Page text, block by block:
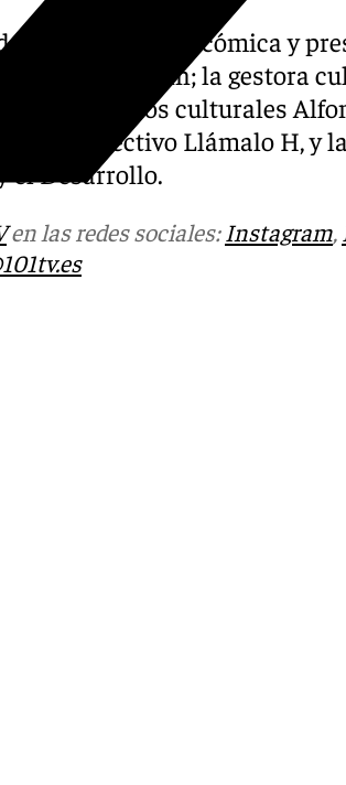
la distinción la cómica y
Juana Martín; la gestora
en derechos culturales
el Colectivo Llámalo H, y
el Desarrollo.
en las redes sociales:Instagram,